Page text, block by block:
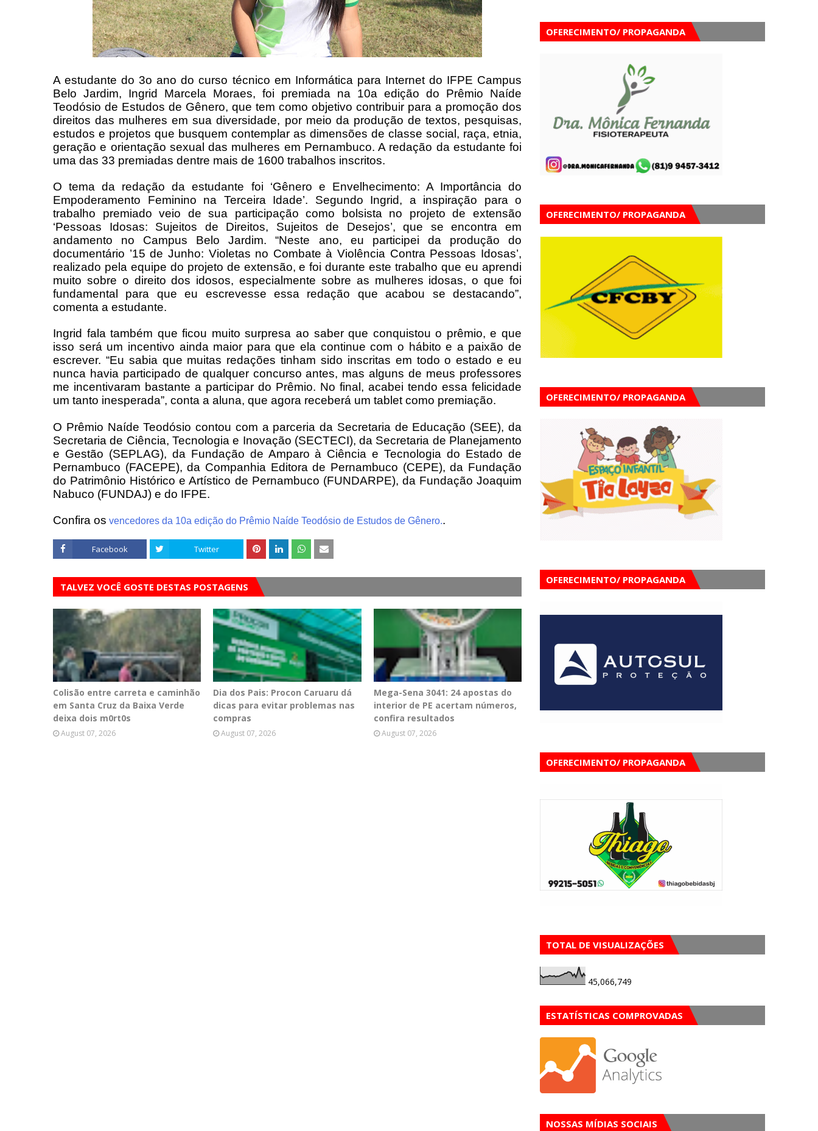
A estudante do 3o ano do curso técnico em Informática para Internet do IFPE Campus
Belo Jardim, Ingrid Marcela Moraes, foi premiada na 10a edição do Prêmio Naíde
Teodósio de Estudos de Gênero, que tem como objetivo contribuir para a promoção dos
direitos das mulheres em sua diversidade, por meio da produção de textos, pesquisas,
estudos e projetos que busquem contemplar as dimensões de classe social, raça, etnia,
geração e orientação sexual das mulheres em Pernambuco. A redação da estudante foi
uma das 33 premiadas dentre mais de 1600 trabalhos inscritos.
O tema da redação da estudante foi ‘Gênero e Envelhecimento: A Importância do
Empoderamento Feminino na Terceira Idade’. Segundo Ingrid, a inspiração para o
trabalho premiado veio de sua participação como bolsista no projeto de extensão
‘Pessoas Idosas: Sujeitos de Direitos, Sujeitos de Desejos’, que se encontra em
andamento no Campus Belo Jardim. “Neste ano, eu participei da produção do
documentário ’15 de Junho: Violetas no Combate à Violência Contra Pessoas Idosas’,
realizado pela equipe do projeto de extensão, e foi durante este trabalho que eu aprendi
muito sobre o direito dos idosos, especialmente sobre as mulheres idosas, o que foi
fundamental para que eu escrevesse essa redação que acabou se destacando”,
comenta a estudante.
Ingrid fala também que ficou muito surpresa ao saber que conquistou o prêmio, e que
isso será um incentivo ainda maior para que ela continue com o hábito e a paixão de
escrever. “Eu sabia que muitas redações tinham sido inscritas em todo o estado e eu
nunca havia participado de qualquer concurso antes, mas alguns de meus professores
me incentivaram bastante a participar do Prêmio. No final, acabei tendo essa felicidade
um tanto inesperada”, conta a aluna, que agora receberá um tablet como premiação.
O Prêmio Naíde Teodósio contou com a parceria da Secretaria de Educação (SEE), da
Secretaria de Ciência, Tecnologia e Inovação (SECTECI), da Secretaria de Planejamento
e Gestão (SEPLAG), da Fundação de Amparo à Ciência e Tecnologia do Estado de
Pernambuco (FACEPE), da Companhia Editora de Pernambuco (CEPE), da Fundação
do Patrimônio Histórico e Artístico de Pernambuco (FUNDARPE), da Fundação Joaquim
Nabuco (FUNDAJ) e do IFPE.
Confira os vencedores da 10a edição do Prêmio Naíde Teodósio de Estudos de Gênero..
Facebook Twitter
TALVEZ VOCÊ GOSTE DESTAS POSTAGENS
Colisão entre carreta e caminhão
em Santa Cruz da Baixa Verde
deixa dois m0rt0s
August 07, 2026
Dia dos Pais: Procon Caruaru dá
dicas para evitar problemas nas
compras
August 07, 2026
Mega-Sena 3041: 24 apostas do
interior de PE acertam números,
confira resultados
August 07, 2026
OFERECIMENTO/ PROPAGANDA
OFERECIMENTO/ PROPAGANDA
OFERECIMENTO/ PROPAGANDA
OFERECIMENTO/ PROPAGANDA
OFERECIMENTO/ PROPAGANDA
TOTAL DE VISUALIZAÇÕES
45,066,749
ESTATÍSTICAS COMPROVADAS
NOSSAS MÍDIAS SOCIAIS